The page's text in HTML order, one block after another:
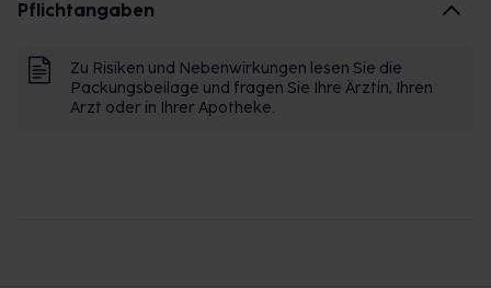
Pflichtangaben
Zu Risiken und Nebenwirkungen lesen Sie die
Packungsbeilage und fragen Sie Ihre Ärztin, Ihren
Arzt oder in Ihrer Apotheke.